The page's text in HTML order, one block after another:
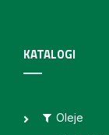
KATALOGI
Oleje